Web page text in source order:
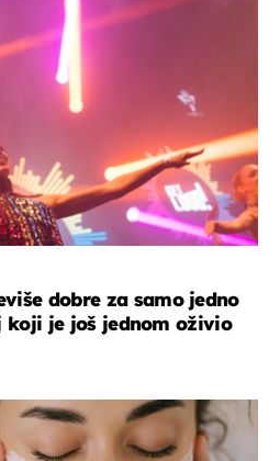
dobre za samo jedno
koji je još jednom oživio